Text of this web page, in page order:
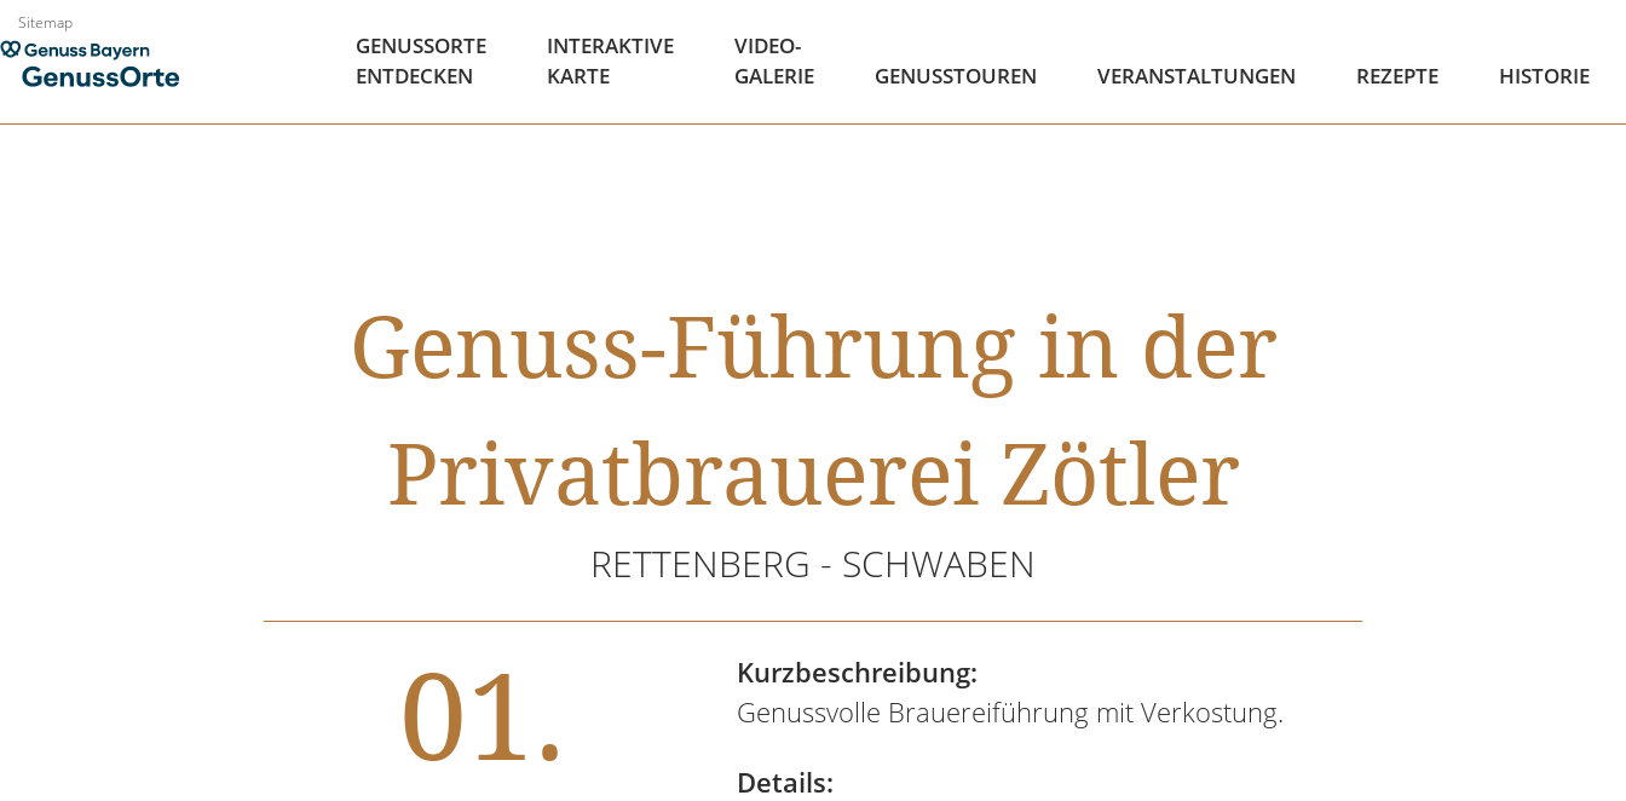
Zum
Inhalt
springen
Sitemap
GENUSSORTE
ENTDECKEN
INTERAKTIVE
KARTE
VIDEO-
GALERIE
GENUSSTOUREN VERANSTALTUNGEN REZEPTE HISTORIE
Genuss-Führung in der
Privatbrauerei Zötler
RETTENBERG - SCHWABEN
01.
Kurzbeschreibung:
Genussvolle Brauereiführung mit Verkostung.
Details: